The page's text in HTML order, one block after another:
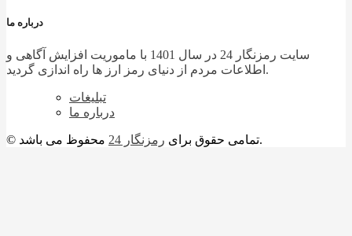
درباره ما
سایت رمزنگار 24 در سال 1401 با ماموریت افزایش آگاهی و
اطلاعات مردم از دنیای رمز ارز ها راه اندازی گردید.
تبلیغات
درباره ما
© تمامی حقوق برای رمزنگار 24 محفوظ می باشد.